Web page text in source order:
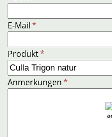
E-Mail*
Produkt*
Anmerkungen*